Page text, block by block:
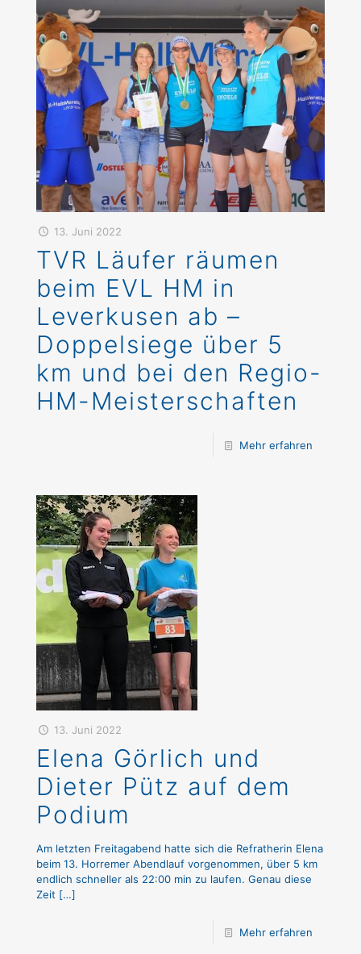
13. Juni 2022
TVR Läufer räumen
beim EVL HM in
Leverkusen ab –
Doppelsiege über 5
km und bei den Regio-
HM-Meisterschaften
Mehr erfahren
13. Juni 2022
Elena Görlich und
Dieter Pütz auf dem
Podium
Am letzten Freitagabend hatte sich die Refratherin Elena
beim 13. Horremer Abendlauf vorgenommen, über 5 km
endlich schneller als 22:00 min zu laufen. Genau diese
Zeit […]
Mehr erfahren